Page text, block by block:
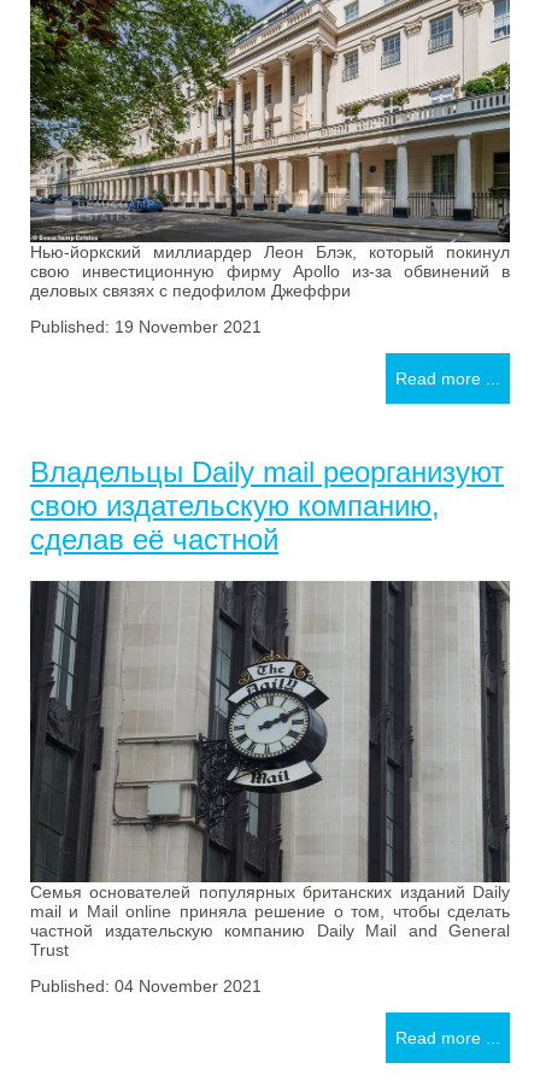
Нью-йоркский миллиардер Леон Блэк, который покинул
свою инвестиционную фирму Apollo из-за обвинений в
деловых связях с педофилом Джеффри
Published: 19 November 2021
Read more ...
Владельцы Daily mail реорганизуют
свою издательскую компанию,
сделав её частной
Семья основателей популярных британских изданий Daily
mail и Mail online приняла решение о том, чтобы сделать
частной издательскую компанию Daily Mail and General
Trust
Published: 04 November 2021
Read more ...